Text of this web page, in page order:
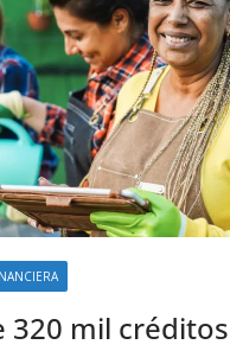
320 mil créditos